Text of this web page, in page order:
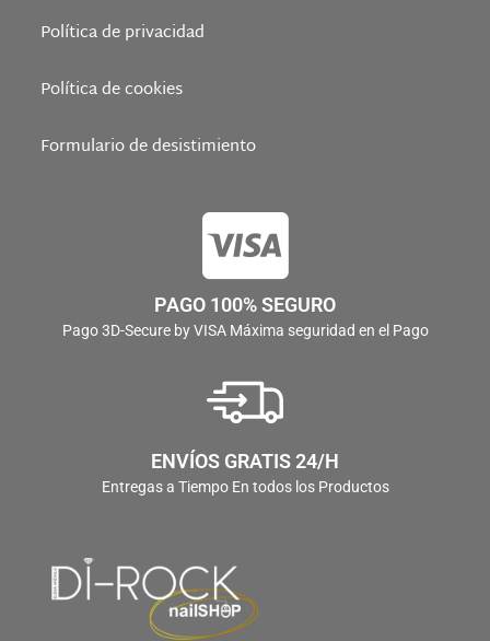
Política de privacidad
Política de cookies
Formulario de desistimiento
PAGO 100% SEGURO
Pago 3D-Secure by VISA Máxima seguridad en el Pago
ENVÍOS GRATIS 24/H
Entregas a Tiempo En todos los Productos